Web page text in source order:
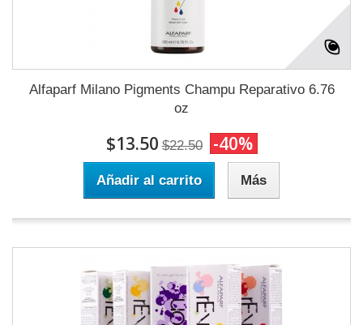
Alfaparf Milano Pigments Champu Reparativo 6.76
oz
$13.50 $22.50 -40%
Añadir al carrito Más